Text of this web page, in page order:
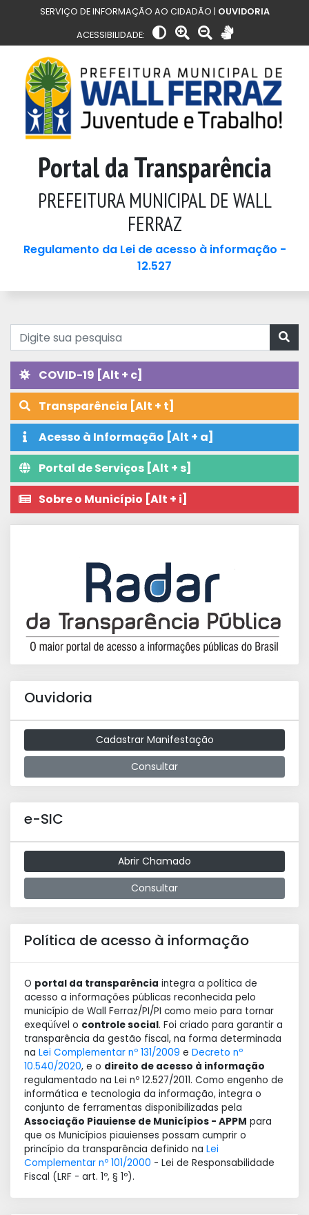
SERVIÇO DE INFORMAÇÃO AO CIDADÃO | OUVIDORIA
ACESSIBILIDADE:
Portal da Transparência
PREFEITURA MUNICIPAL DE WALL
FERRAZ
Regulamento da Lei de acesso à informação -
12.527
COVID-19 [Alt + c]
Transparência [Alt + t]
Acesso à Informação [Alt + a]
Portal de Serviços [Alt + s]
Sobre o Município [Alt + i]
Ouvidoria
Cadastrar Manifestação
Consultar
e-SIC
Abrir Chamado
Consultar
Política de acesso à informação
O portal da transparência integra a política de
acesso a informações públicas reconhecida pelo
município de Wall Ferraz/PI/PI como meio para tornar
exeqüível o controle social. Foi criado para garantir a
transparência da gestão fiscal, na forma determinada
na Lei Complementar nº 131/2009 e Decreto nº
10.540/2020, e o direito de acesso à informação
regulamentado na Lei nº 12.527/2011. Como engenho de
informática e tecnologia da informação, integra o
conjunto de ferramentas disponibilizadas pela
Associação Piauiense de Municípios - APPM para
que os Municípios piauienses possam cumprir o
princípio da transparência definido na Lei
Complementar nº 101/2000 - Lei de Responsabilidade
Fiscal (LRF - art. 1º, § 1º).